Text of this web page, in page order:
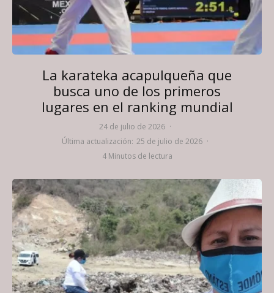
La karateka acapulqueña que
busca uno de los primeros
lugares en el ranking mundial
24 de julio de 2026 ·
Última actualización: 25 de julio de 2026 ·
4 Minutos de lectura